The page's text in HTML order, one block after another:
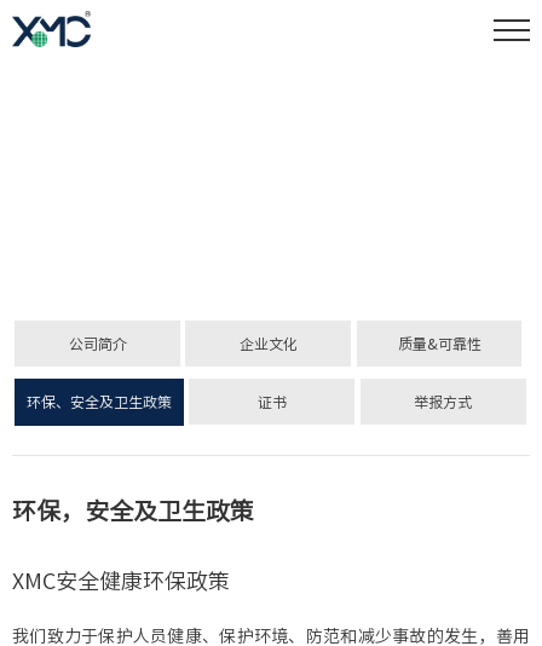
公司简介 企业文化 质量&可靠性
环保、安全及卫生政策 证书 举报方式
环保， 安全及卫生政策
XMC安全健康环保政策
我们致力于保护人员健康、保护环境、防范和减少事故的发生，善用